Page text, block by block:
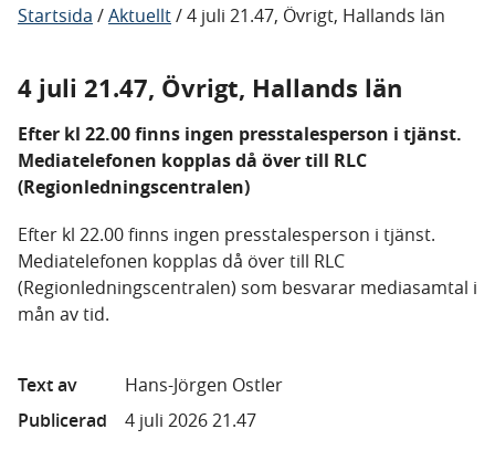
Startsida /Aktuellt/4 juli 21.47, Övrigt, Hallands län
4 juli 21.47, Övrigt, Hallands län
Efter kl 22.00 finns ingen presstalesperson i tjänst.
Mediatelefonen kopplas då över till RLC
(Regionledningscentralen)
Efter kl 22.00 finns ingen presstalesperson i tjänst.
Mediatelefonen kopplas då över till RLC
(Regionledningscentralen) som besvarar mediasamtal i
mån av tid.
Text av
Hans-Jörgen Ostler
Publicerad
4 juli 2026 21.47